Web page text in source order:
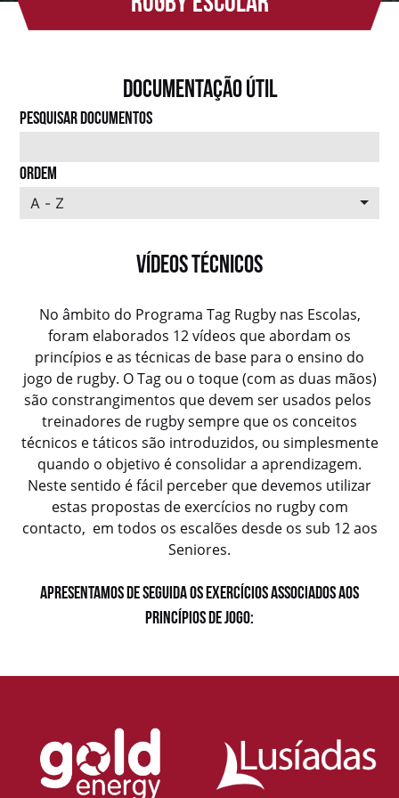
Documentação útil
PESQUISAR DOCUMENTOS
ORDEM
A - Z
Vídeos técnicos
No âmbito do Programa Tag Rugby nas Escolas,
foram elaborados 12 vídeos que abordam os
princípios e as técnicas de base para o ensino do
jogo de rugby. O Tag ou o toque (com as duas mãos)
são constrangimentos que devem ser usados pelos
treinadores de rugby sempre que os conceitos
técnicos e táticos são introduzidos, ou simplesmente
quando o objetivo é consolidar a aprendizagem.
Neste sentido é fácil perceber que devemos utilizar
estas propostas de exercícios no rugby com
contacto, em todos os escalões desde os sub 12 aos
Seniores.
Apresentamos de seguida os exercícios associados aos
princípios de Jogo: